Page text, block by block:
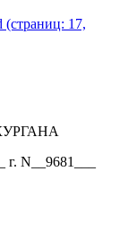
(страниц: 17,
N__9681___